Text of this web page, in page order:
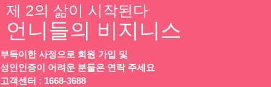
제 2의 삶이 시작된다
언니들의 비지니스
부득이한 사정으로 회원 가입 및
성인인증이 어려운 분들은 연락 주세요
고객센터 : 1668-3688
정보가 존재하지 않습니다.
로그인 회원가입 회원약관
부산광역시 강서구 유통단지1로 50, 219동 207호